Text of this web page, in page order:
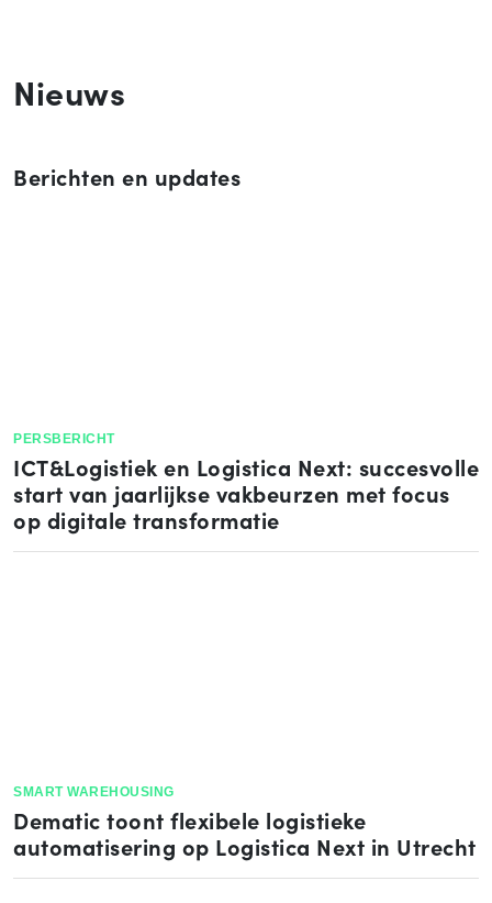
Nieuws
Berichten en updates
PERSBERICHT
ICT&Logistiek en Logistica Next: succesvolle
start van jaarlijkse vakbeurzen met focus
op digitale transformatie
SMART WAREHOUSING
Dematic toont flexibele logistieke
automatisering op Logistica Next in Utrecht